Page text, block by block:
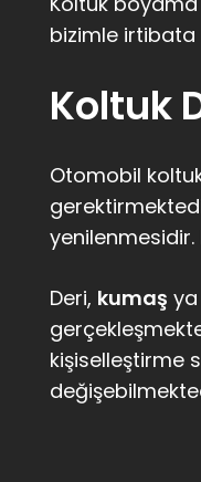
bizimle irtibata
Koltuk
Otomobil
yenilenmesidir.
Deri, kumaş
kişiselleştirme